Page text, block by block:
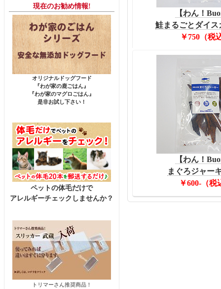
【わん！
鮭まるごとダイス
￥750（税
【わん！
まぐろジャー
￥600-（税
現在のお勧め情報!
オリジナルドッグフード
『わが家の鹿ごはん』
『わが家のマグロごはん』
是非お試し下さい！
ペットの体毛だけで
アレルギーチェックしませんか？
トリマーさん推奨商品！